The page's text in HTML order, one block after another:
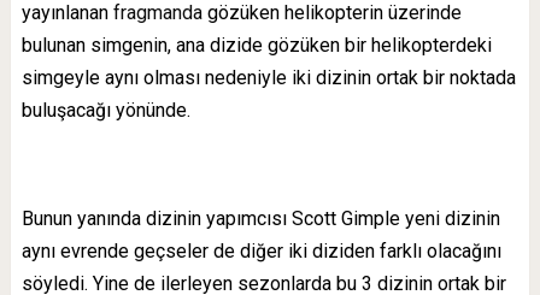
yayınlanan fragmandagözüken helikopterin üzerinde
bulunan simgenin, ana dizide gözüken bir helikopterdeki
simgeyle aynı olması nedeniyle iki dizinin ortak bir noktada
buluşacağı yönünde.
Bunun yanında dizinin yapımcısı Scott Gimple yeni dizinin
aynı evrende geçseler de diğer iki diziden farklı olacağını
söyledi. Yine de ilerleyen sezonlarda bu 3 dizinin ortak bir